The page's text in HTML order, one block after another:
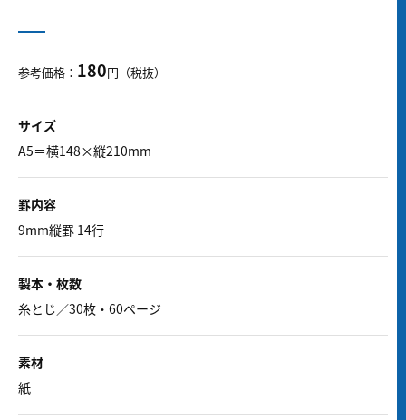
参考価格： 180円（税抜）
サイズ
A5＝横148×縦210mm
罫内容
9mm縦罫 14行
製本・枚数
糸とじ／30枚・60ページ
素材
紙